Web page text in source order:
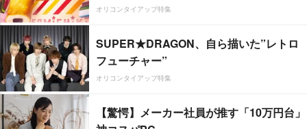
オリコンタイアップ特集
SUPER★DRAGON、自ら描いた”レトロ
フューチャー”
オリコンタイアップ特集
【驚愕】メーカー社員が推す「10万円台」